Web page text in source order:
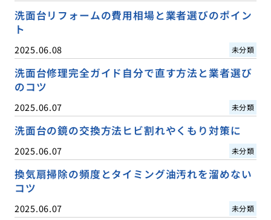
洗面台リフォームの費用相場と業者選びのポイン
ト
2025.06.08 未分類
洗面台修理完全ガイド自分で直す方法と業者選び
のコツ
2025.06.07 未分類
洗面台の鏡の交換方法ヒビ割れやくもり対策に
2025.06.07 未分類
換気扇掃除の頻度とタイミング油汚れを溜めない
コツ
2025.06.07 未分類